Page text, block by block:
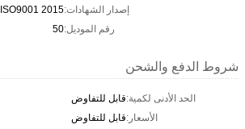
إصدار الشهادات:ISO9001 2015
رقم الموديل:50
شروط الدفع والشحن
الحد الأدنى لكمية:قابل للتفاوض
الأسعار:قابل للتفاوض